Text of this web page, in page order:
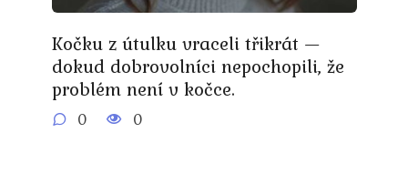
Kočku z útulku vraceli třikrát —
dokud dobrovolníci nepochopili, že
problém není v kočce.
0 0